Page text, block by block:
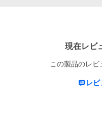
現在レビ
この製品のレビ
レ